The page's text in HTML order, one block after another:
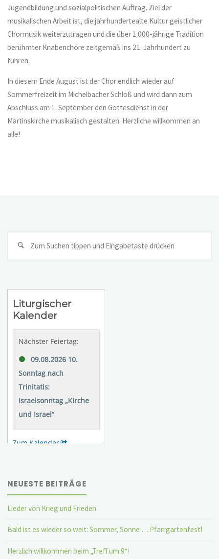
Jugendbildung und sozialpolitischen Auftrag. Ziel der
musikalischen Arbeit ist, die jahrhundertealte Kultur geistlicher
Chormusik weiterzutragen und die über 1.000-jährige Tradition
berühmter Knabenchöre zeitgemäß ins 21. Jahrhundert zu
führen.
In diesem Ende August ist der Chor endlich wieder auf
Sommerfreizeit im Michelbacher Schloß und wird dann zum
Abschluss am 1. September den Gottesdienst in der
Martinskirche musikalisch gestalten. Herzliche willkommen an
alle!
NEUESTE BEITRÄGE
Lieder von Krieg und Frieden
Bald ist es wieder so weit: Sommer, Sonne … Pfarrgartenfest!
Herzlich willkommen beim „Treff um 9“!